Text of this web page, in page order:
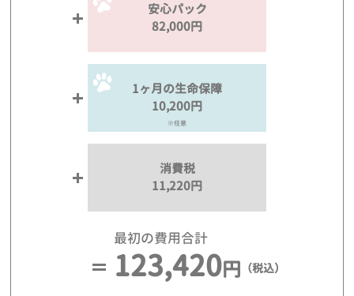
安心パック
82,000円
1ヶ月の生命保障
10,200円
※任意
消費税
11,220円
最初の費用合計
123,420円 （税込）